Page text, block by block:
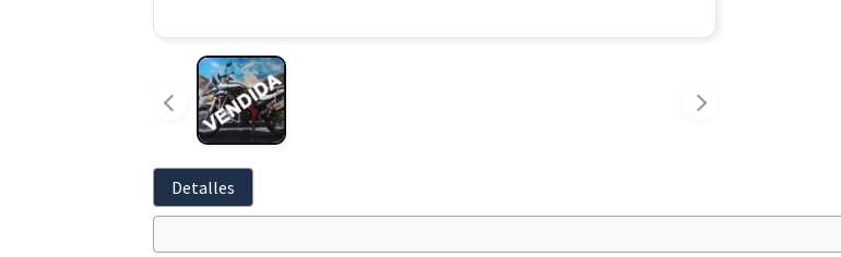
Detalles